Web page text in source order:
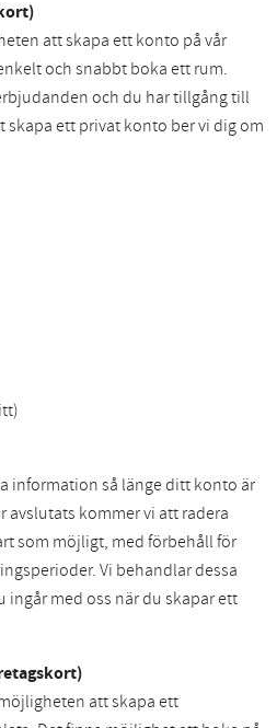
att skapa ett konto på vår
och snabbt boka ett rum.
och du har tillgång till
ett privat konto ber vi dig om
information så länge ditt konto är
kommer vi att radera
som möjligt, med förbehåll för
Vi behandlar dessa
med oss när du skapar ett
att skapa ett